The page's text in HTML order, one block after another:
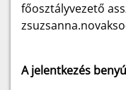
főosztályvezető
A jelentkezés